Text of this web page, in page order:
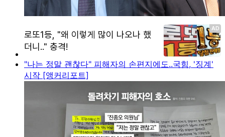
"나는 정말 괜찮다" 피해자의 손편지에도..국힘, '징계'
시작 [앵커리포트]